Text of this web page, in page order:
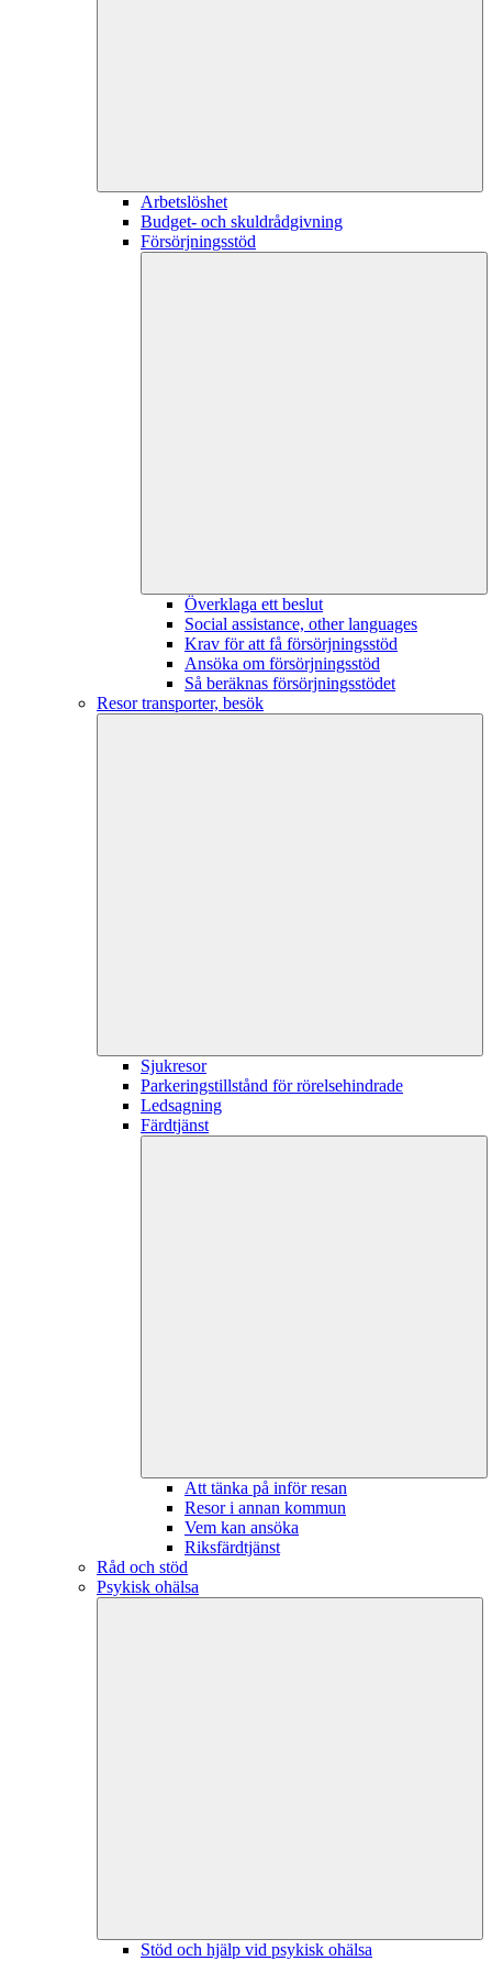
Arbetslöshet
Budget- och skuldrådgivning
Försörjningsstöd
Överklaga ett beslut
Social assistance, other languages
Krav för att få försörjningsstöd
Ansöka om försörjningsstöd
Så beräknas försörjningsstödet
Resor transporter, besök
Sjukresor
Parkeringstillstånd för rörelsehindrade
Ledsagning
Färdtjänst
Att tänka på inför resan
Resor i annan kommun
Vem kan ansöka
Riksfärdtjänst
Råd och stöd
Psykisk ohälsa
Stöd och hjälp vid psykisk ohälsa